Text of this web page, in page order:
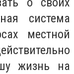
система
местной
жизнь на